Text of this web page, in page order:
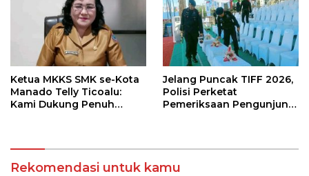
Ketua MKKS SMK se-Kota
Manado Telly Ticoalu:
Kami Dukung Penuh
Jelang Puncak TIFF 2026,
Polisi Perketat
Pemeriksaan Pengunjung
Rekomendasi untuk kamu